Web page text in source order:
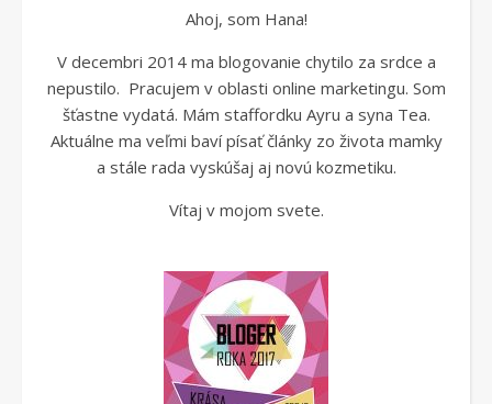
Ahoj, som Hana!
V decembri 2014 ma blogovanie chytilo za srdce a
nepustilo. Pracujem v oblasti online marketingu. Som
šťastne vydatá. Mám staffordku Ayru a syna Tea.
Aktuálne ma veľmi baví písať články zo života mamky
a stále rada vyskúšaj aj novú kozmetiku.
Vítaj v mojom svete.